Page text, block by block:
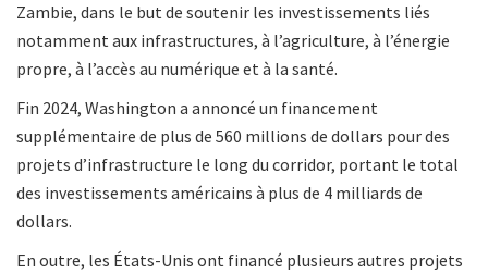
Zambie, dans le but de soutenir les investissements liés
notamment aux infrastructures, à l’agriculture, à l’énergie
propre, à l’accès au numérique et à la santé.
Fin 2024, Washington a annoncé un financement
supplémentaire de plus de 560 millions de dollars pour des
projets d’infrastructure le long du corridor, portant le total
des investissements américains à plus de 4 milliards de
dollars.
En outre, les États-Unis ont financé plusieurs autres projets